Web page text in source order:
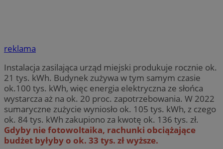
reklama
Instalacja zasilająca urząd miejski produkuje rocznie ok.
21 tys. kWh. Budynek zużywa w tym samym czasie
ok.100 tys. kWh, więc energia elektryczna ze słońca
wystarcza aż na ok. 20 proc. zapotrzebowania. W 2022
sumaryczne zużycie wyniosło ok. 105 tys. kWh, z czego
ok. 84 tys. kWh zakupiono za kwotę ok. 136 tys. zł.
Gdyby nie fotowoltaika, rachunki obciążające
budżet byłyby o ok. 33 tys. zł wyższe.